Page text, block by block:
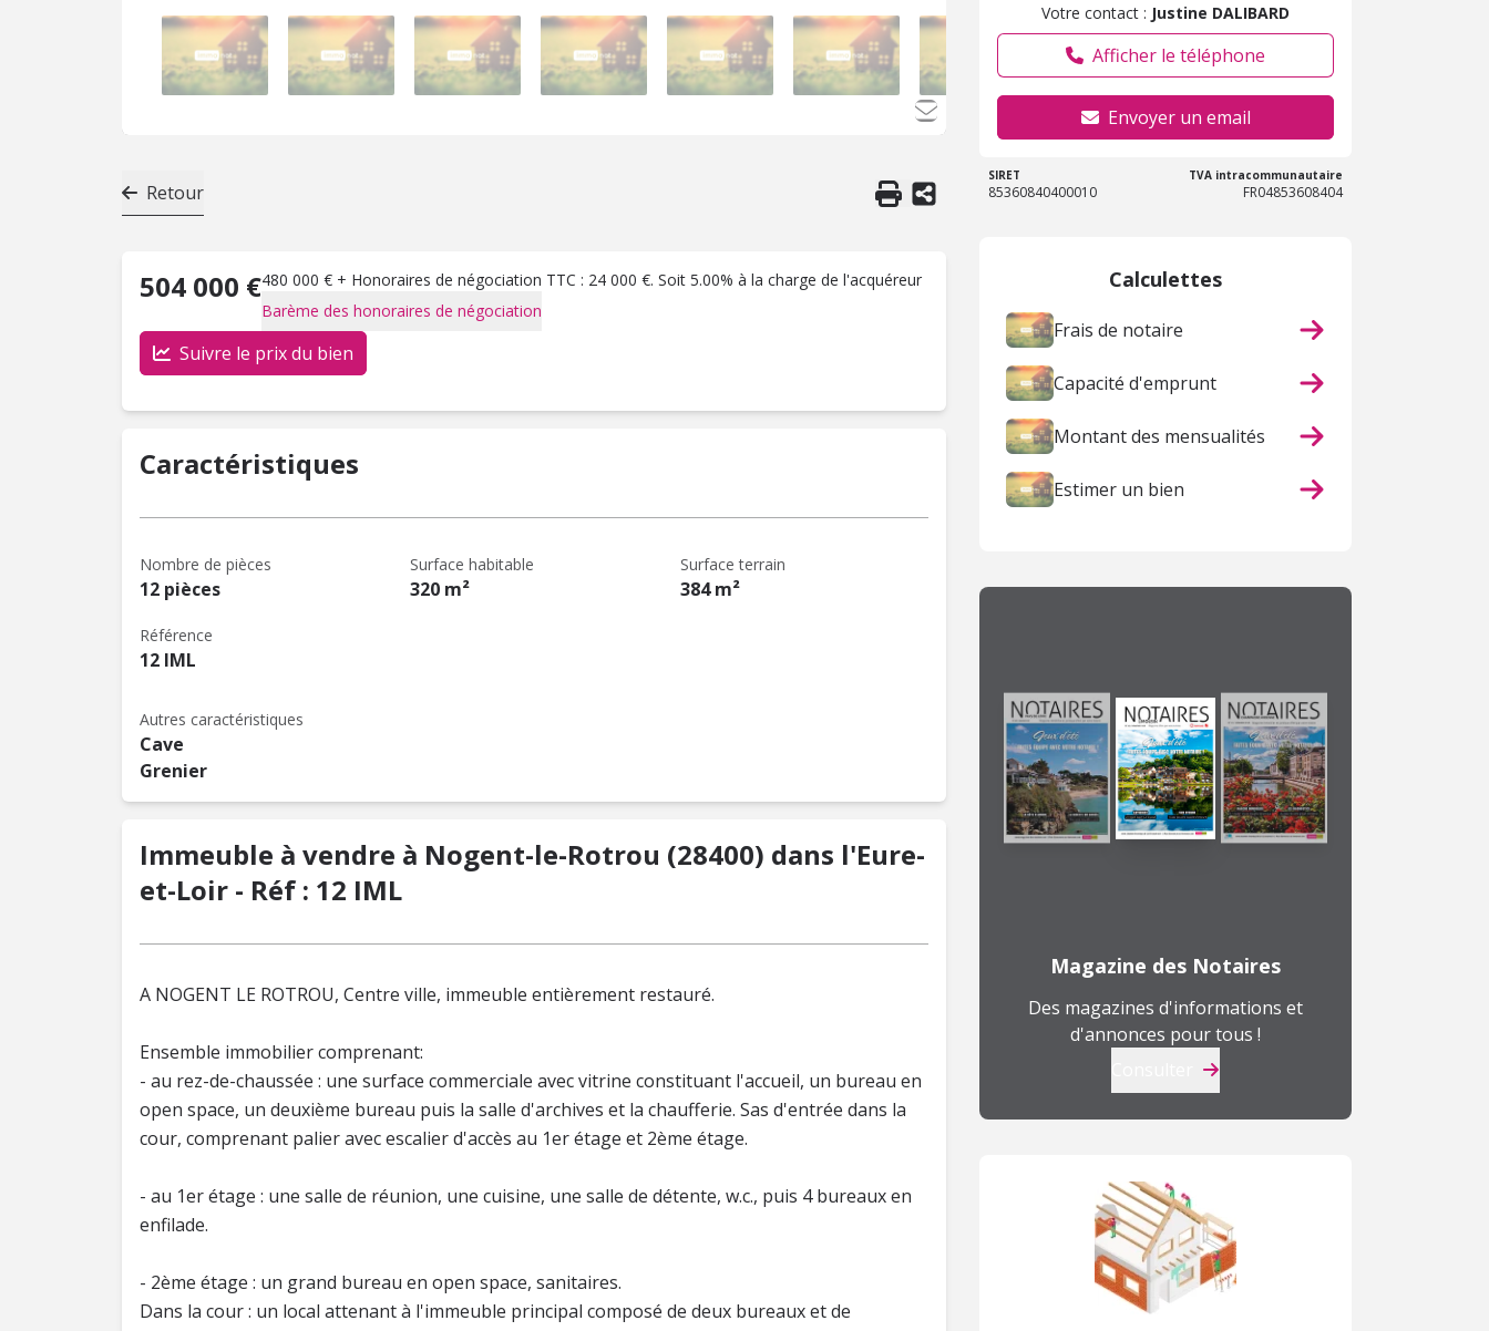
Retour
504 000 €480 000 € + Honoraires de négociation TTC : 24 000 €. Soit 5.00% à la charge de l'acquéreur
Barème des honoraires de négociation
Suivre le prix du bien
Caractéristiques
Nombre de pièces
12 pièces
Surface habitable
320 m²
Surface terrain
384 m²
Référence
12 IML
Autres caractéristiques
Cave
Grenier
Immeuble à vendre à Nogent-le-Rotrou (28400) dans l'Eure-
et-Loir - Réf : 12 IML
A NOGENT LE ROTROU, Centre ville, immeuble entièrement restauré.
Ensemble immobilier comprenant:
- au rez-de-chaussée : une surface commerciale avec vitrine constituant l'accueil, un bureau en
open space, un deuxième bureau puis la salle d'archives et la chaufferie. Sas d'entrée dans la
cour, comprenant palier avec escalier d'accès au 1er étage et 2ème étage.
- au 1er étage : une salle de réunion, une cuisine, une salle de détente, w.c., puis 4 bureaux en
enfilade.
- 2ème étage : un grand bureau en open space, sanitaires.
Dans la cour : un local attenant à l'immeuble principal composé de deux bureaux et de
Votre contact : Justine DALIBARD
Afficher le téléphone
Envoyer un email
SIRET
85360840400010
TVA intracommunautaire
FR04853608404
Calculettes
Frais de notaire
Capacité d'emprunt
Montant des mensualités
Estimer un bien
Magazine des Notaires
Des magazines d'informations et
d'annonces pour tous !